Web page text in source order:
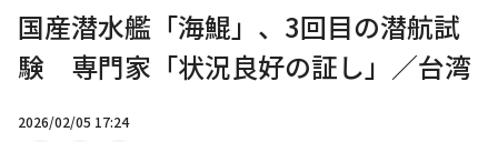
国産潜水艦「海鯤」、3回目の潜航試
験 専門家「状況良好の証し」／台湾
2026/02/05 17:24